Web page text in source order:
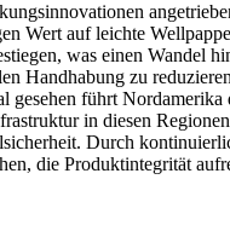
Wert auf leichte
was einen Wandel
Handhabung zu
führt
in diesen
Durch
die Produktintegrität